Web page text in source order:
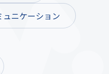
ニケーション